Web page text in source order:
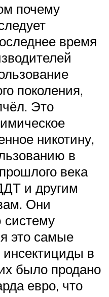
почему
время
поколения,
Это
никотину,
в
века
и другим
Они
это самые
в
было продано
евро, что